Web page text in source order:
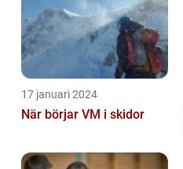
17 januari 2024
När börjar VM i skidor